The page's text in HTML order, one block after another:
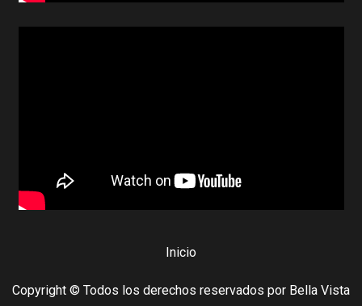
Inicio
Copyright © Todos los derechos reservados por Bella Vista